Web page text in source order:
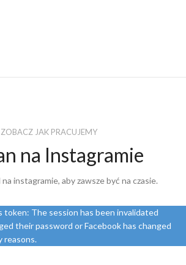
ZOBACZ JAK PRACUJEMY
na Instagramie
instagramie, aby zawsze być na czasie.
token: The session has been invalidated
their password or Facebook has changed
reasons.